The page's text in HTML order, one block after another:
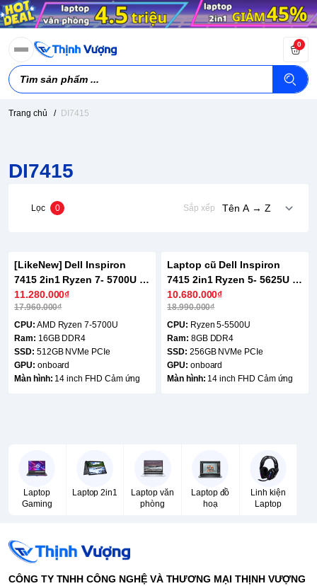
0
Trang chủ / DI7415
DI7415
Lọc 0 Sắp xếp
-38%
[LikeNew] Dell Inspiron
7415 2in1 Ryzen 7- 5700U |
16GB | 512GB | 14 inch FHD
Cảm ứng
11.280.000₫
17.960.000₫
CPU: AMD Ryzen 7-5700U
Ram: 16GB DDR4
SSD: 512GB NVMe PCIe
GPU: onboard
Màn hình: 14 inch FHD Cảm ứng
-44%
Laptop cũ Dell Inspiron
7415 2in1 Ryzen 5- 5625U |
8GB | 512GB | 14 inch FHD+
Cảm ứng
10.680.000₫
18.990.000₫
CPU: Ryzen 5-5500U
Ram: 8GB DDR4
SSD: 256GB NVMe PCIe
GPU: onboard
Màn hình: 14 inch FHD Cảm ứng
Laptop
Gaming
Laptop 2in1
Laptop văn
phòng
Laptop đồ
hoạ
Linh kiện
Laptop
CÔNG TY TNHH CÔNG NGHỆ VÀ THƯƠNG MẠI THỊNH VƯỢNG